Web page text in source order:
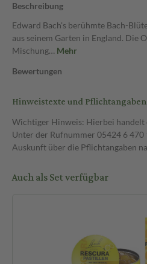
Beschreibung
Edward Bach's berühmte Bach-
aus seinem Garten in England. Die
Mischung… Mehr
Bewertungen
Hinweistexte und Pflichtangaben
Wichtiger Hinweis: Hierbei handelt
Unter der Rufnummer 05424 6
Auskunft über die Pflichtangaben
Auch als Set verfügbar